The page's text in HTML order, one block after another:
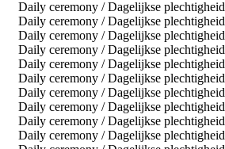
Daily ceremony / Dagelijkse plechtigheid
Daily ceremony / Dagelijkse plechtigheid
Daily ceremony / Dagelijkse plechtigheid
Daily ceremony / Dagelijkse plechtigheid
Daily ceremony / Dagelijkse plechtigheid
Daily ceremony / Dagelijkse plechtigheid
Daily ceremony / Dagelijkse plechtigheid
Daily ceremony / Dagelijkse plechtigheid
Daily ceremony / Dagelijkse plechtigheid
Daily ceremony / Dagelijkse plechtigheid